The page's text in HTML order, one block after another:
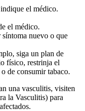
el médico.
el médico.
nuevo o que
siga un plan de
físico, restrinja el
de consumir tabaco.
una vasculitis, visiten
la Vasculitis) para